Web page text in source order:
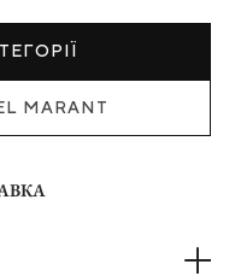
MARANT